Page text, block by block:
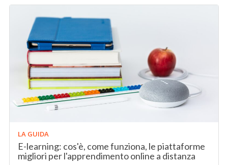
LA GUIDA
E-learning: cos'è, come funziona, le piattaforme
migliori per l'apprendimento online a distanza